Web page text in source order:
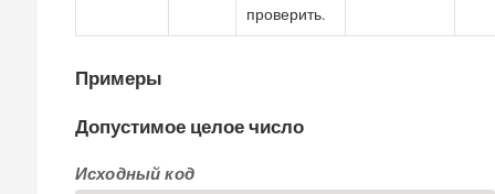
проверить.
Примеры
Допустимое целое число
Исходный код